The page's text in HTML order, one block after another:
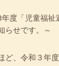
度「児童福祉
らせです。～
ど、令和３年